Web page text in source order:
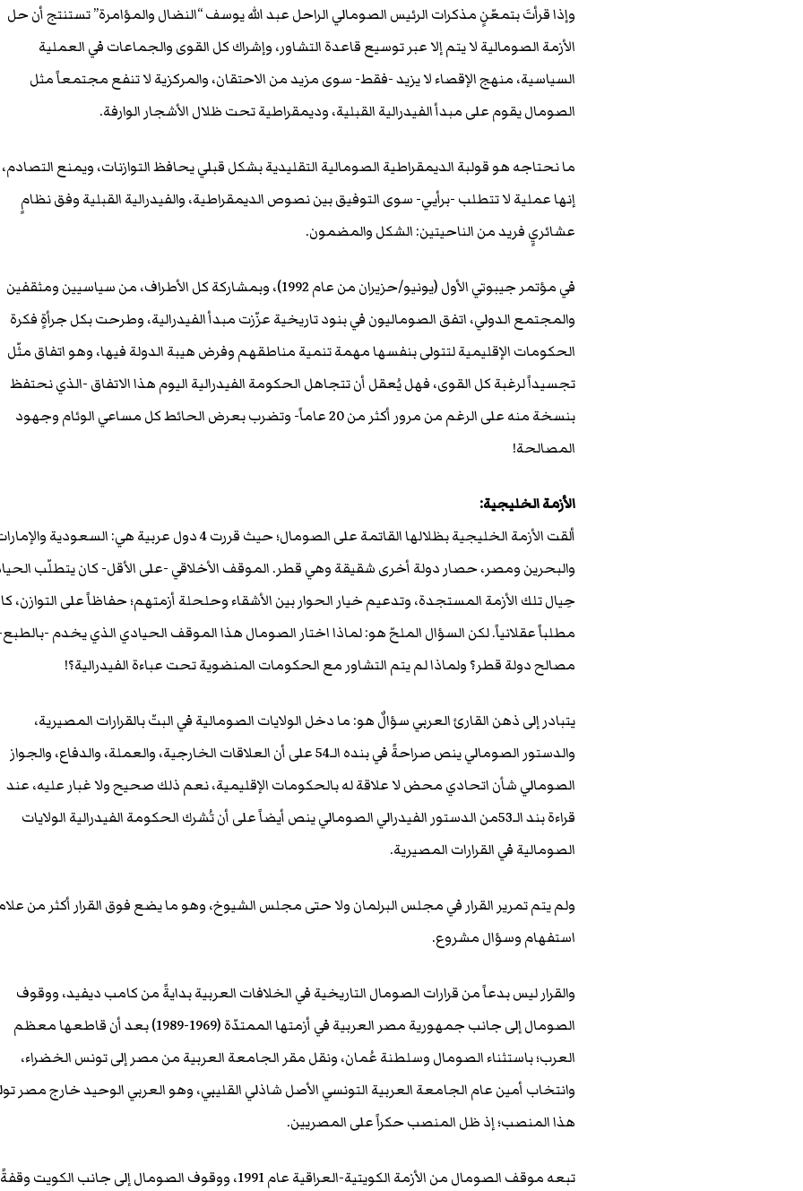
وإذا قرأتَ بتمعّنٍ مذكرات الرئيس الصومالي الراحل عبد الله يوسف “النضال والمؤامرة” تستنتج أن حل
الأزمة الصومالية لا يتم إلا عبر توسيع قاعدة التشاور، وإشراك كل القوى والجماعات في العملية
السياسية، منهج الإقصاء لا يزيد -فقط- سوى مزيد من الاحتقان، والمركزية لا تنفع مجتمعاً مثل
الصومال يقوم على مبدأ الفيدرالية القبلية، وديمقراطية تحت ظلال الأشجار الوارفة.
ما نحتاجه هو قولبة الديمقراطية الصومالية التقليدية بشكل قبلي يحافظ التوازنات، ويمنع التصادم،
إنها عملية لا تتطلب -برأيي- سوى التوفيق بين نصوص الديمقراطية، والفيدرالية القبلية وفق نظامٍ
عشائريٍ فريد من الناحيتين: الشكل والمضمون.
في مؤتمر جيبوتي الأول (يونيو/حزيران من عام 1992)، وبمشاركة كل الأطراف، من سياسيين ومثقفين
والمجتمع الدولي، اتفق الصوماليون في بنود تاريخية عزّزت مبدأ الفيدرالية، وطرحت بكل جرأةٍ فكرة
الحكومات الإقليمية لتتولى بنفسها مهمة تنمية مناطقهم وفرض هيبة الدولة فيها، وهو اتفاق مثّل
تجسيداً لرغبة كل القوى، فهل يُعقل أن تتجاهل الحكومة الفيدرالية اليوم هذا الاتفاق -الذي نحتفظ
بنسخة منه على الرغم من مرور أكثر من 20 عاماً- وتضرب بعرض الحائط كل مساعي الوئام وجهود
المصالحة!
الأزمة الخليجية:
ألقت الأزمة الخليجية بظلالها القاتمة على الصومال؛ حيث قررت 4 دول عربية هي: السعودية
والبحرين ومصر، حصار دولة أخرى شقيقة وهي قطر. الموقف الأخلاقي -على الأقل- كان يتطلّب
حِيال تلك الأزمة المستجدة، وتدعيم خيار الحوار بين الأشقاء وحلحلة أزمتهم؛ حفاظاً على التوازن،
مطلباً عقلانياً. لكن السؤال الملحّ هو: لماذا اختار الصومال هذا الموقف الحيادي الذي يخدم -
مصالح دولة قطر؟ ولماذا لم يتم التشاور مع الحكومات المنضوية تحت عباءة الفيدرالية؟!
يتبادر إلى ذهن القارئ العربي سؤالٌ هو: ما دخل الولايات الصومالية في البتّ بالقرارات المصيرية،
والدستور الصومالي ينص صراحةً في بنده الـ54 على أن العلاقات الخارجية، والعملة، والدفاع، والجواز
الصومالي شأن اتحادي محض لا علاقة له بالحكومات الإقليمية، نعم ذلك صحيح ولا غبار عليه، عند
قراءة بند الـ53من الدستور الفيدرالي الصومالي ينص أيضاً على أن تُشرك الحكومة الفيدرالية الولايات
الصومالية في القرارات المصيرية.
ولم يتم تمرير القرار في مجلس البرلمان ولا حتى مجلس الشيوخ، وهو ما يضع فوق القرار أكثر من
استفهام وسؤال مشروع.
والقرار ليس بدعاً من قرارات الصومال التاريخية في الخلافات العربية بدايةً من كامب ديفيد، ووقوف
الصومال إلى جانب جمهورية مصر العربية في أزمتها الممتدّة (1969-1989) بعد أن قاطعها معظم
العرب؛ باستثناء الصومال وسلطنة عُمان، ونقل مقر الجامعة العربية من مصر إلى تونس الخضراء،
وانتخاب أمين عام الجامعة العربية التونسي الأصل شاذلي القليبي، وهو العربي الوحيد خارج مصر
هذا المنصب؛ إذ ظل المنصب حكراً على المصريين.
تبعه موقف الصومال من الأزمة الكويتية-العراقية عام 1991، ووقوف الصومال إلى جانب الكويت وقفةً